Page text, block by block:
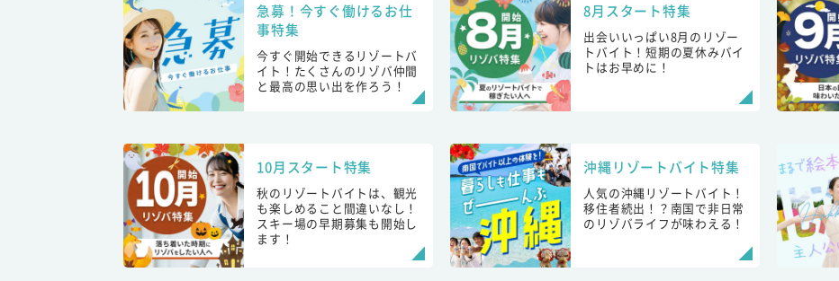
急募！今すぐ働けるお仕
事特集
今すぐ開始できるリゾートバ
イト！たくさんのリゾバ仲間
と最高の思い出を作ろう！
8月スタート特集
出会いいっぱい8月のリゾー
トバイト！短期の夏休みバイ
トはお早めに！
10月スタート特集
秋のリゾートバイトは、観光
も楽しめること間違いなし！
スキー場の早期募集も開始し
ます！
沖縄リゾートバイト特集
人気の沖縄リゾートバイト！
移住者続出！？南国で非日常
のリゾバライフが味わえる！